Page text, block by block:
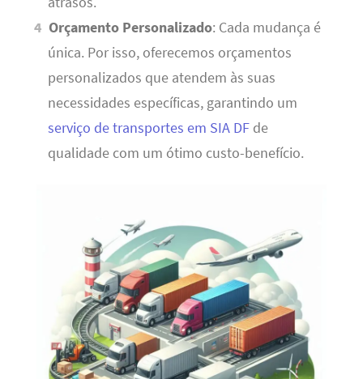
Orçamento Personalizado: Cada mudança é
única. Por isso, oferecemos orçamentos
personalizados que atendem às suas
necessidades específicas, garantindo um
serviço de transportes em SIA DFde
qualidade com um ótimo custo-benefício.